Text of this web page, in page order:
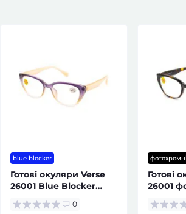
blue blocker
Готові окуляри Verse
26001 Blue Blocker
жіночі
0
фотохромні
Готові
26001
Blocker